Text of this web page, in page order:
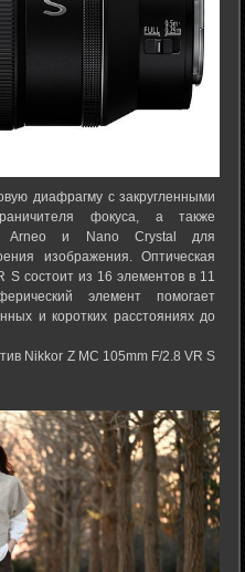
диафрагму с закругленными
фокуса, а также
Arneo и Nano Crystal для
изображения. Оптическая
S состоит из 16 элементов в 11
элемент помогает
и коротких расстояниях до
Nikkor Z MC 105mm F/2.8 VR S